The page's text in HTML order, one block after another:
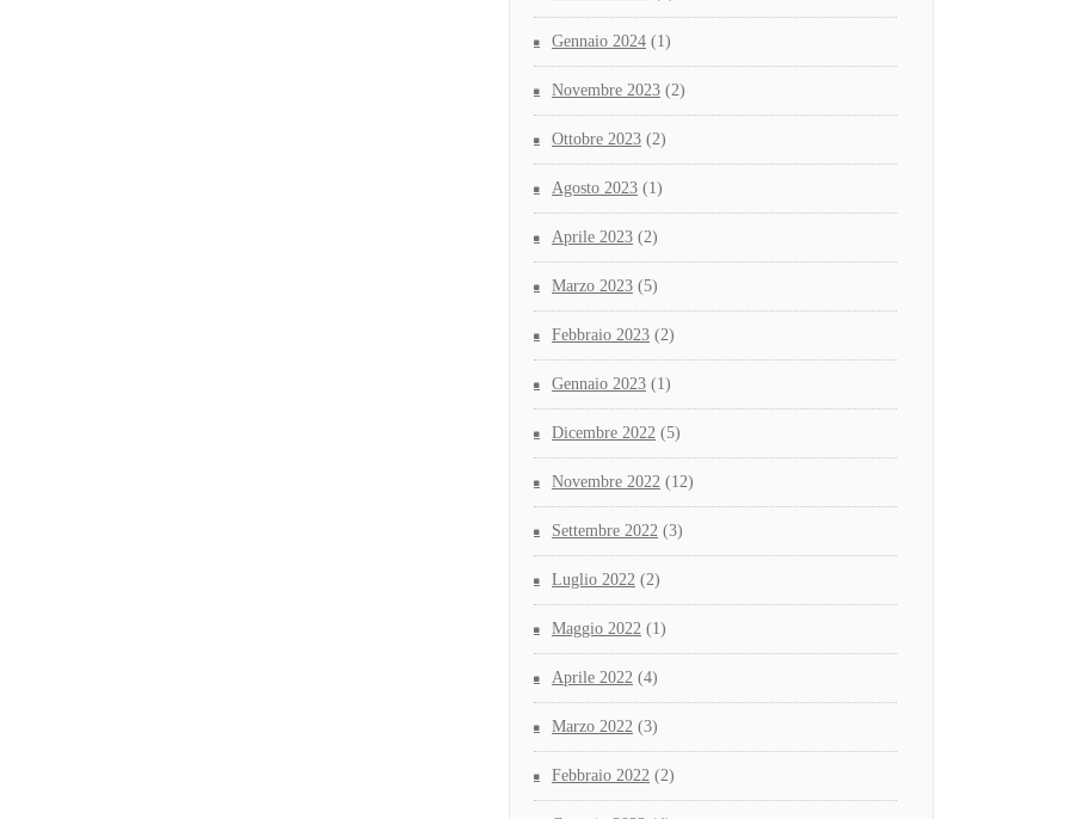
Gennaio 2024 (1)
Novembre 2023 (2)
Ottobre 2023 (2)
Agosto 2023 (1)
Aprile 2023 (2)
Marzo 2023 (5)
Febbraio 2023 (2)
Gennaio 2023 (1)
Dicembre 2022 (5)
Novembre 2022 (12)
Settembre 2022 (3)
Luglio 2022 (2)
Maggio 2022 (1)
Aprile 2022 (4)
Marzo 2022 (3)
Febbraio 2022 (2)